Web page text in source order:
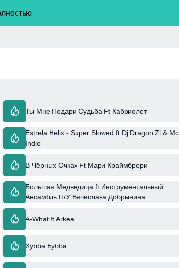
Казахстане, известен своими уникальными
Ты Мне Подари Судьба Ft Кабриолет
Estrela Helix - Super Slowed ft Dj Dragon Zl & Mc
Indio
В Чёрных Очках Ft Мари Краймбрери
Большая Медведица ft Инструментальный
Ансамбль П/У Вячеслава Добрынина
A-What ft Arkea
Хубба Бубба